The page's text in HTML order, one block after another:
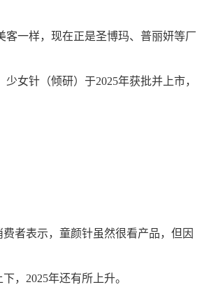
客一样，现在正是圣博玛、普丽妍等厂
少女针（倾研）于2025年获批并上市，
者表示，童颜针虽然很看产品，但因
，2025年还有所上升。